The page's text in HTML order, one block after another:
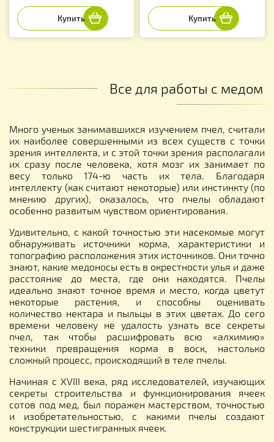
Все для работы с медом
Много ученых занимавшихся изучением пчел, считали
их наиболее совершенными из всех существ с точки
зрения интеллекта, и с этой точки зрения располагали
их сразу после человека, хотя мозг их занимает по
весу только 174-ю часть их тела. Благодаря
интеллекту (как считают некоторые) или инстинкту (по
мнению других), оказалось, что пчелы обладают
особенно развитым чувством ориентирования.
Удивительно, с какой точностью эти насекомые могут
обнаруживать источники корма, характеристики и
топографию расположения этих источников. Они точно
знают, какие медоносы есть в окрестности улья и даже
расстояние до места, где они находятся. Пчелы
идеально знают точное время и место, когда цветут
некоторые растения, и способны оценивать
количество нектара и пыльцы в этих цветах. До сего
времени человеку не удалость узнать все секреты
пчел, так чтобы расшифровать всю «алхимию»
техники превращения корма в воск, настолько
сложный процесс, происходящий в теле пчелы.
Начиная с XVIII века, ряд исследователей, изучающих
секреты строительства и функционирования ячеек
сотов под мед, был поражен мастерством, точностью
и изобретательностью, с какими пчелы создают
конструкции шестигранных ячеек.